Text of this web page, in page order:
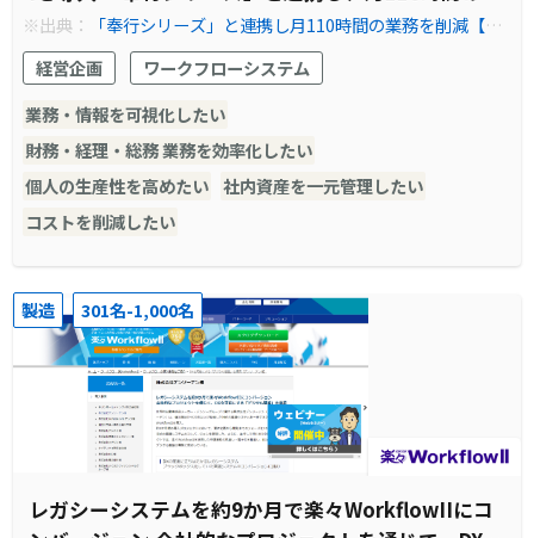
務を削減
※出典：
「奉行シリーズ」と連携し月110時間の業務を削減【SC
REEN SPE テック様】 | ワークフロー 楽々WorkflowII
経営企画
ワークフローシステム
業務・情報を可視化したい
財務・経理・総務 業務を効率化したい
個人の生産性を高めたい 社内資産を一元管理したい
コストを削減したい
製造 301名-1,000名
レガシーシステムを約9か月で楽々WorkflowIIにコ